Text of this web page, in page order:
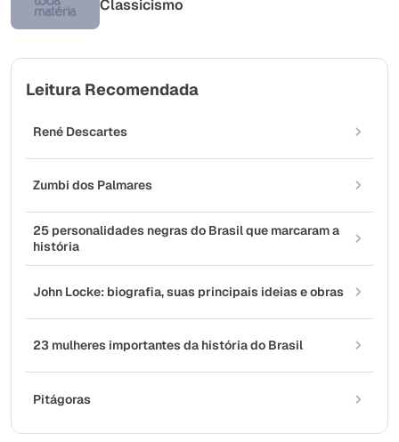
Classicismo
Leitura Recomendada
René Descartes
Zumbi dos Palmares
25 personalidades negras do Brasil que marcaram a
história
John Locke: biografia, suas principais ideias e obras
23 mulheres importantes da história do Brasil
Pitágoras